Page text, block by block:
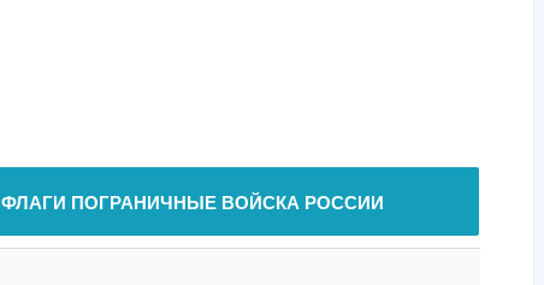
ФЛАГИ ПОГРАНИЧНЫЕ ВОЙСКА РОССИИ